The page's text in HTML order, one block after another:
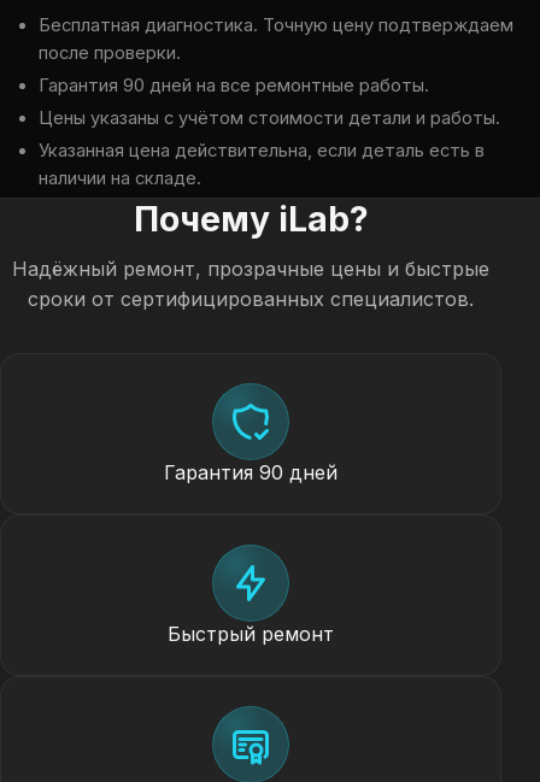
Бесплатная диагностика. Точную цену подтверждаем
после проверки.
Гарантия 90 дней на все ремонтные работы.
Цены указаны с учётом стоимости детали и работы.
Указанная цена действительна, если деталь есть в
наличии на складе.
Почему iLab?
Надёжный ремонт, прозрачные цены и быстрые
сроки от сертифицированных специалистов.
Гарантия 90 дней
Быстрый ремонт